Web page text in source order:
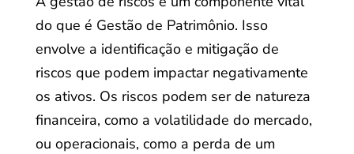
do que é Gestão de Patrimônio. Isso
envolve a identificação e mitigação de
riscos que podem impactar negativamente
os ativos. Os riscos podem ser de natureza
financeira, como a volatilidade do mercado,
ou operacionais, como a perda de um